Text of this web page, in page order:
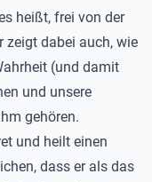
heißt, frei von der
zeigt dabei auch, wie
(und damit
und unsere
gehören.
und heilt einen
dass er als das